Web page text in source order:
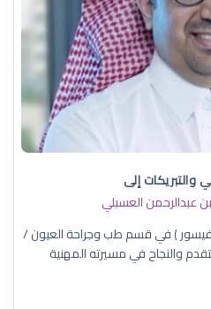
والتبريكات إلى
عبدالرحمن العسبلي
) في قسم طب وجراحة العيون /
والنجاح في مسيرته المهنية